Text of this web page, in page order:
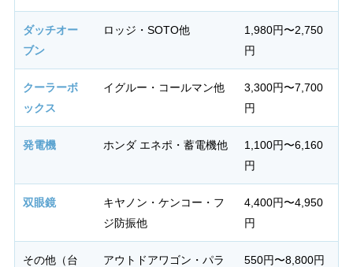
ダッチオー
ブン
ロッジ・SOTO他
1,980円〜2,750
円
クーラーボ
ックス
イグルー・コールマン他
3,300円〜7,700
円
発電機 ホンダ エネポ・蓄電機他
1,100円〜6,160
円
双眼鏡
キヤノン・ケンコー・フ
ジ防振他
4,400円〜4,950
円
その他（台
アウトドアワゴン・パラ
550円〜8,800円